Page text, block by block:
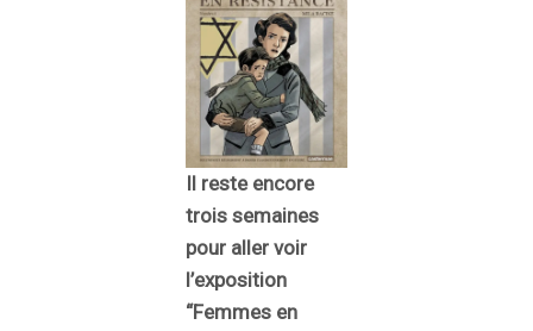
Il reste encore
trois semaines
pour aller voir
l’exposition
“Femmes en